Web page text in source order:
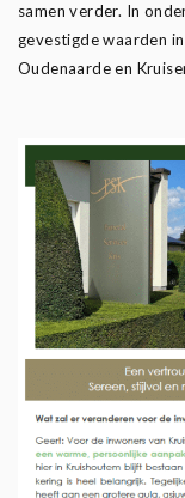
samen verder. In
gevestigde waarden
Oudenaarde en